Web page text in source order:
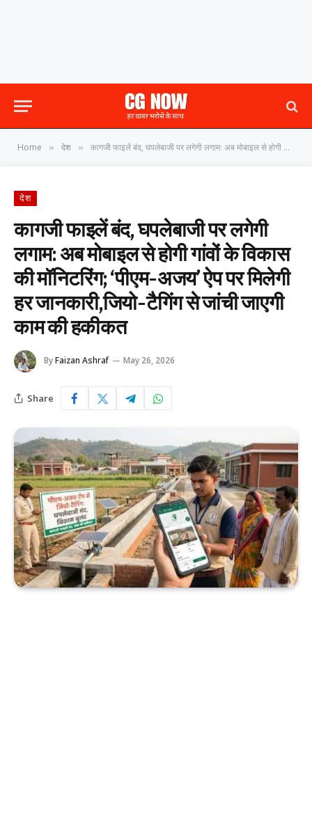
Home » देश » कागजी फाइलें बंद, घपलेबाजी पर लगेगी लगाम: अब मोबाइल से होगी गांवों के विकास की मॉनिटरिंग; ‘पीएम-अजय’ ऐप पर मिलेगी हर जानकारी,जियो-टैगिंग से जांची जाएगी काम की हकीकत
देश
कागजी फाइलें बंद, घपलेबाजी पर लगेगी
लगाम: अब मोबाइल से होगी गांवों के विकास
की मॉनिटरिंग; ‘पीएम-अजय’ ऐप पर मिलेगी
हर जानकारी,जियो-टैगिंग से जांची जाएगी
काम की हकीकत
ByFaizan Ashraf May 26, 2026
Share